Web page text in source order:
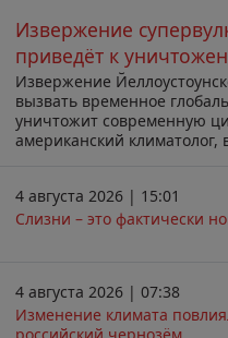
Извержение
приведёт к
Извержение
вызвать временное
уничтожит современную
американский климатолог,
4 августа 2026 | 15:01
Слизни – это фактически
4 августа 2026 | 07:38
Изменение климата